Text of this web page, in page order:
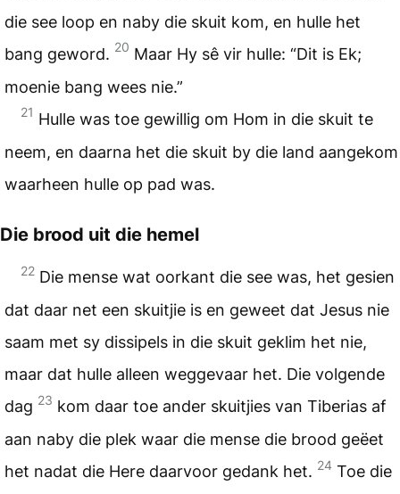
die see loop en naby die skuit kom, en hulle het
bang geword. 20 Maar Hy sê vir hulle: “Dit is Ek;
moenie bang wees nie.”
21 Hulle was toe gewillig om Hom in die skuit te
neem, en daarna het die skuit by die land aangekom
waarheen hulle op pad was.
Die brood uit die hemel
22 Die mense wat oorkant die see was, het gesien
dat daar net een skuitjie is en geweet dat Jesus nie
saam met sy dissipels in die skuit geklim het nie,
maar dat hulle alleen weggevaar het. Die volgende
dag 23 kom daar toe ander skuitjies van Tiberias af
aan naby die plek waar die mense die brood geëet
het nadat die Here daarvoor gedank het. 24 Toe die